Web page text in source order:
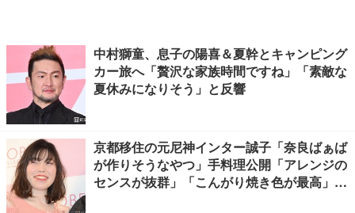
中村獅童、息子の陽喜＆夏幹とキャンピング
カー旅へ「贅沢な家族時間ですね」「素敵な
夏休みになりそう」と反響
京都移住の元尼神インター誠子「奈良ばぁば
が作りそうなやつ」手料理公開「アレンジの
センスが抜群」「こんがり焼き色が最高」と